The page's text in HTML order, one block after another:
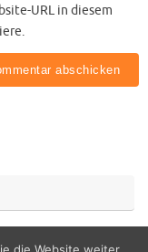
URL in diesem